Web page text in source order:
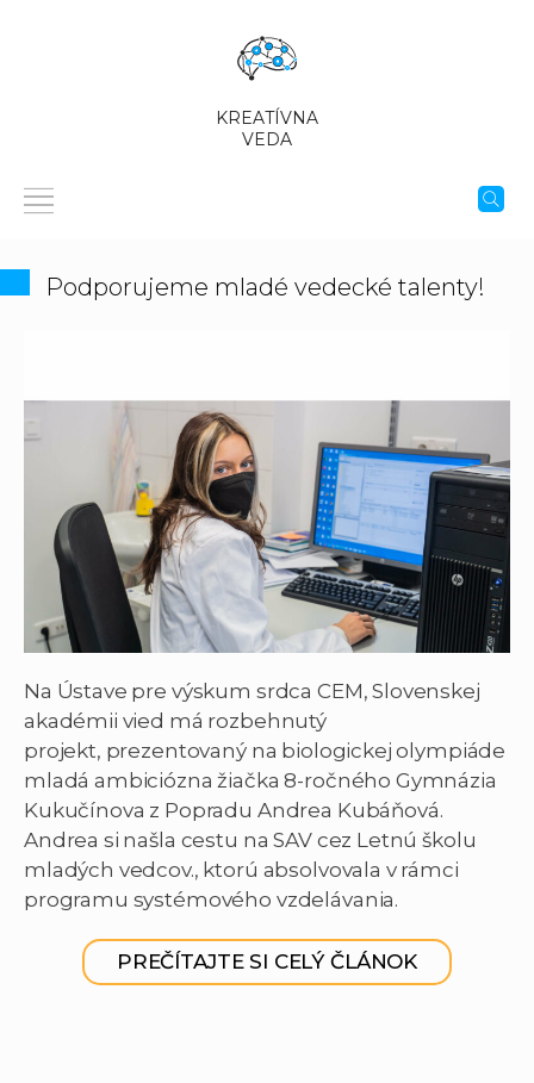
KREATÍVNA
VEDA
Podporujeme mladé vedecké talenty!
Na Ústave pre výskum srdca CEM, Slovenskej
akadémii vied má rozbehnutý
projekt, prezentovaný na biologickej olympiáde
mladá ambiciózna žiačka 8-ročného Gymnázia
Kukučínova z Popradu Andrea Kubáňová.
Andrea si našla cestu na SAV cez Letnú školu
mladých vedcov., ktorú absolvovala v rámci
programu systémového vzdelávania.
PREČÍTAJTE SI CELÝ ČLÁNOK